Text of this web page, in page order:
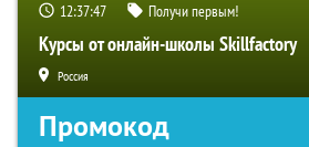
12:37:45 Получи первым!
Курсы от онлайн-школы Skillfactory
Россия
Промокод